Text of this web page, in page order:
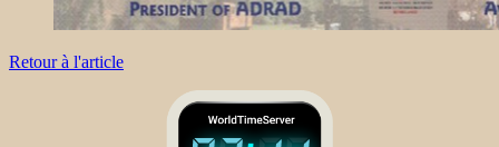
Retour à l'article